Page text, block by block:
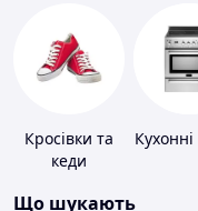
Кросівки та
кеди
Що шукають